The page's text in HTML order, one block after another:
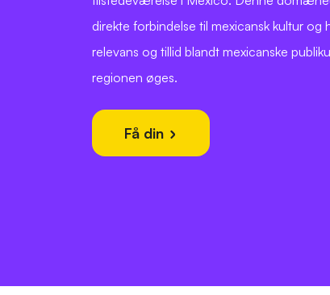
direkte forbindelse til mexicansk kultur og
relevans og tillid blandt mexicanske
regionen øges.
Få din